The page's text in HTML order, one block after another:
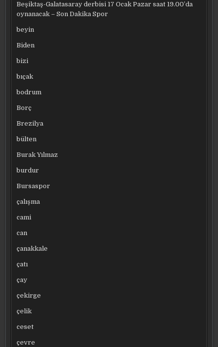
Beşiktaş-Galatasaray derbisi 17 Ocak Pazar saat 19.00’da
oynanacak – Son Dakika Spor
beyin
Biden
bizi
bıçak
bodrum
Borç
Brezilya
bülten
Burak Yılmaz
burdur
Bursaspor
çalışma
cami
can
çanakkale
çatı
çay
çekirge
çelik
ceset
çevre